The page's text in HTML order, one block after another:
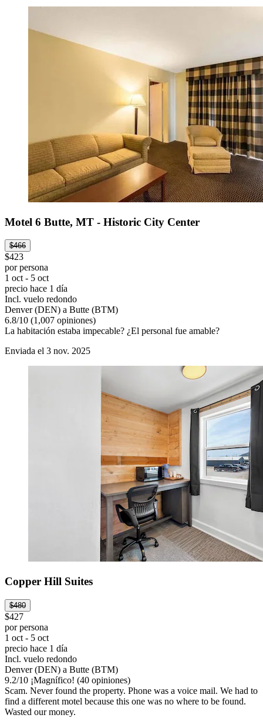
Motel 6 Butte, MT - Historic City Center
$466
$423
por persona
1 oct - 5 oct
precio hace 1 día
Incl. vuelo redondo
Denver (DEN) a Butte (BTM)
6.8/10 (1,007 opiniones)
La habitación estaba impecable? ¿El personal fue amable?
Enviada el 3 nov. 2025
Copper Hill Suites
$480
$427
por persona
1 oct - 5 oct
precio hace 1 día
Incl. vuelo redondo
Denver (DEN) a Butte (BTM)
9.2/10 ¡Magnífico! (40 opiniones)
Scam. Never found the property. Phone was a voice mail. We had to
find a different motel because this one was no where to be found.
Wasted our money.